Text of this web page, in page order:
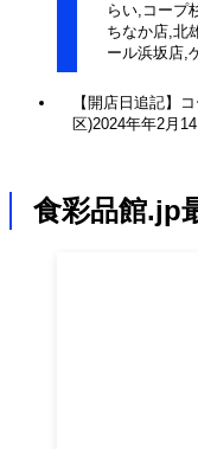
らい,コープ
ちなか店,北
ール浜坂店,
【開店日追記】
区)2024年年2月
食彩品館.jp